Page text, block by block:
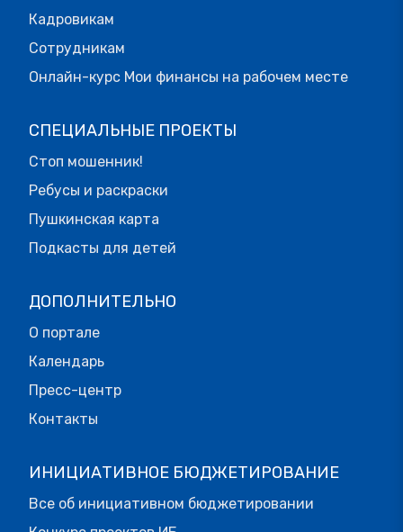
Кадровикам
Сотрудникам
Онлайн-курс Мои финансы на рабочем месте
СПЕЦИАЛЬНЫЕ ПРОЕКТЫ
Стоп мошенник!
Ребусы и раскраски
Пушкинская карта
Подкасты для детей
ДОПОЛНИТЕЛЬНО
О портале
Календарь
Пресс-центр
Контакты
ИНИЦИАТИВНОЕ БЮДЖЕТИРОВАНИЕ
Все об инициативном бюджетировании